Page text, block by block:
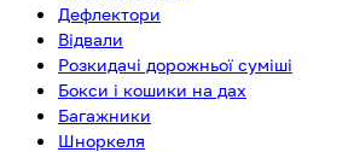
Дефлектори
Відвали
Розкидачі дорожньої суміші
Бокси і кошики на дах
Багажники
Шноркеля